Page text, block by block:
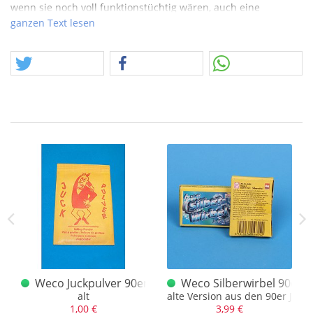
wenn sie noch voll funktionstüchtig wären, auch eine
erloschene Zulassung hätten und nicht mehr verkauft werden
Beschaffenheit, welche zur Verkäuflichkeit führen können,
können schlechte Lagerung, Beschädigungen, Nässe, Risse,
ganzen Text lesen
2
Jahren mit Preisklasse 15
Weco Juckpulver 90er Jahre Logo
alt
1,00 €
Weco Silberwirbel 90er
alte Version aus den 90er
3,99 €